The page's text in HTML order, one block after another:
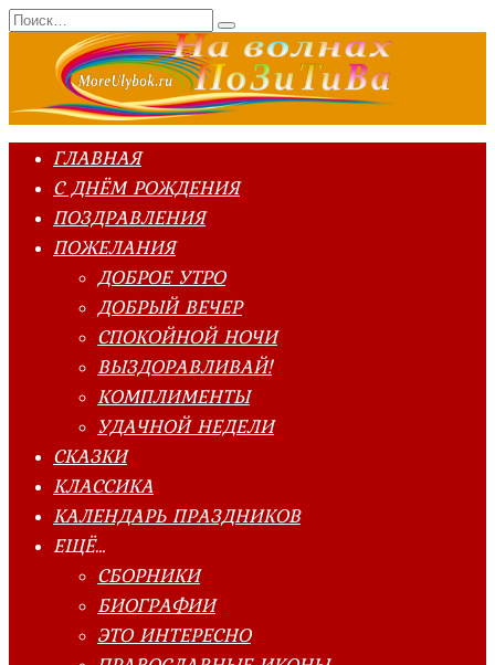
Перейти
к
содержанию
Search
for:
ГЛАВНАЯ
С ДНЁМ РОЖДЕНИЯ
ПОЗДРАВЛЕНИЯ
ПОЖЕЛАНИЯ
ДОБРОЕ УТРО
ДОБРЫЙ ВЕЧЕР
СПОКОЙНОЙ НОЧИ
ВЫЗДОРАВЛИВАЙ!
КОМПЛИМЕНТЫ
УДАЧНОЙ НЕДЕЛИ
СКАЗКИ
КЛАССИКА
КАЛЕНДАРЬ ПРАЗДНИКОВ
ЕЩЁ…
СБОРНИКИ
БИОГРАФИИ
ЭТО ИНТЕРЕСНО